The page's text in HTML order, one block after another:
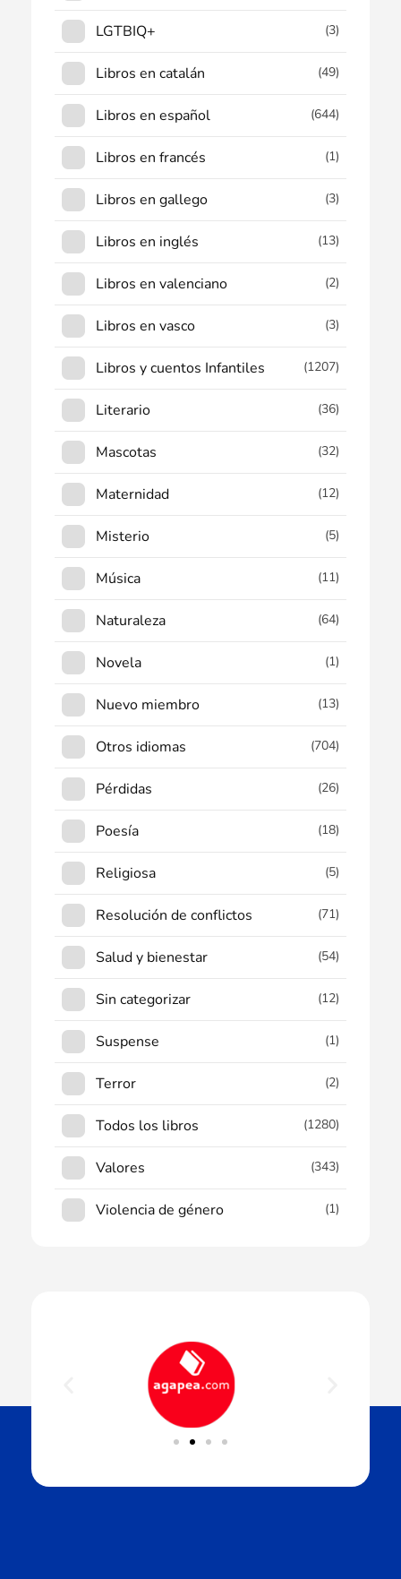
LGTBIQ+ (3)
Libros en catalán (49)
Libros en español (644)
Libros en francés (1)
Libros en gallego (3)
Libros en inglés (13)
Libros en valenciano (2)
Libros en vasco (3)
Libros y cuentos Infantiles (1207)
Literario (36)
Mascotas (32)
Maternidad (12)
Misterio (5)
Música (11)
Naturaleza (64)
Novela (1)
Nuevo miembro (13)
Otros idiomas (704)
Pérdidas (26)
Poesía (18)
Religiosa (5)
Resolución de conflictos (71)
Salud y bienestar (54)
Sin categorizar (12)
Suspense (1)
Terror (2)
Todos los libros (1280)
Valores (343)
Violencia de género (1)